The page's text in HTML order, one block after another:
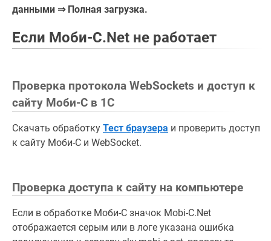
данными ⇒ Полная загрузка.
Если Моби-С.Net не работает
Проверка протокола WebSockets и доступ к
сайту Моби-С в 1С
Скачать обработку Тест браузера и проверить доступ
к сайту Моби-С и WebSocket.
Проверка доступа к сайту на компьютере
Если в обработке Моби-С значок Mobi-C.Net
отображается серым или в логе указана ошибка